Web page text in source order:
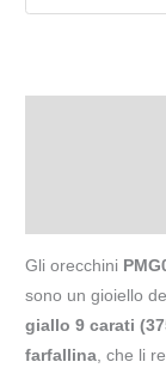
Gli orecchini
sono un gioiello
giallo 9 carati
farfallina, che li